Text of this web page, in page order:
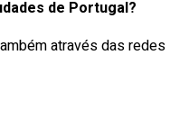
de Portugal?
através das redes